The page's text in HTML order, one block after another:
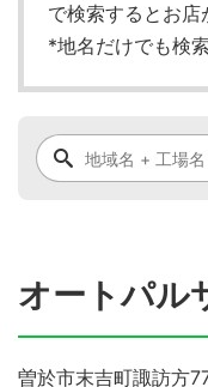
で検索するとお店
*地名だけでも検
オートパル
曽於市末吉町諏訪方